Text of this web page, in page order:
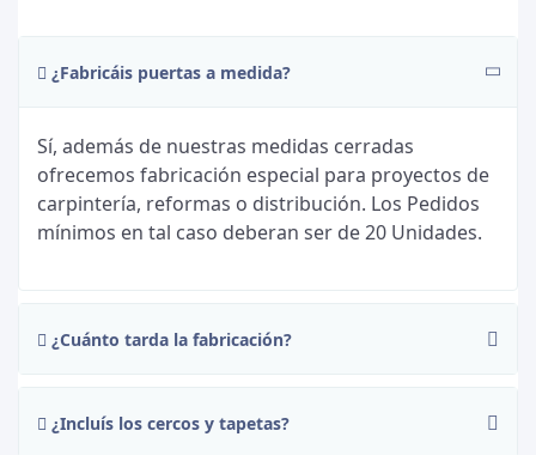
¿Fabricáis puertas a medida?
Sí, además de nuestras medidas cerradas
ofrecemos fabricación especial para proyectos de
carpintería, reformas o distribución. Los Pedidos
mínimos en tal caso deberan ser de 20 Unidades.
¿Cuánto tarda la fabricación?
¿Incluís los cercos y tapetas?